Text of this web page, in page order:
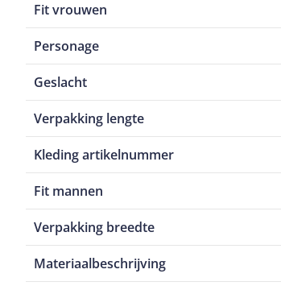
Fit vrouwen
Personage
Geslacht
Verpakking lengte
Kleding artikelnummer
Fit mannen
Verpakking breedte
Materiaalbeschrijving